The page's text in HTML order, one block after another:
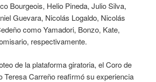
Bourgeois, Helio Pineda, Julio Silva,
Guevara, Nicolás Logaldo, Nicolás
como Yamadori, Bonzo, Kate,
respectivamente.
de la plataforma giratoria, el Coro de
Teresa Carreño reafirmó su experiencia